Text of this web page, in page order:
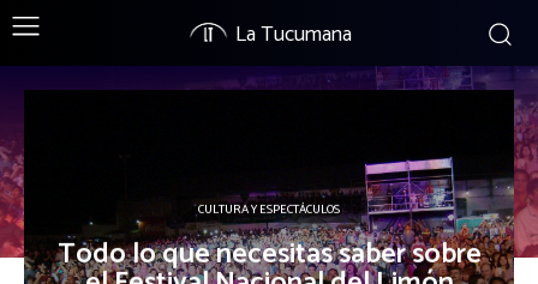
La Tucumana
CULTURA Y ESPECTÁCULOS
Todo lo que necesitas saber sobre